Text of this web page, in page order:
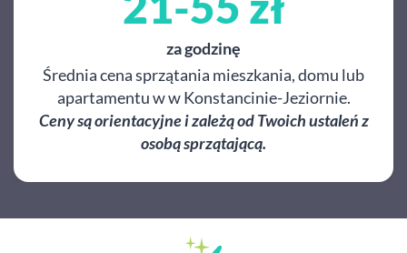
za godzinę
Średnia cena sprzątania mieszkania, domu lub
apartamentu w w Konstancinie-Jeziornie.
Ceny są orientacyjne i zależą od Twoich ustaleń z
osobą sprzątającą.